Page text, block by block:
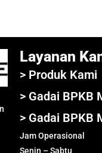
Layanan
> Produk Kami
> Gadai BPKB
> Gadai BPKB
Jam Operasional
Senin – Sabtu